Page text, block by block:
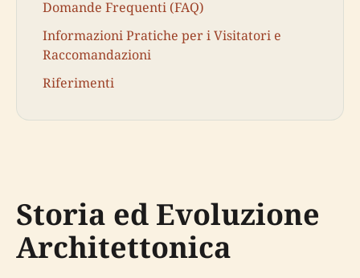
Domande Frequenti (FAQ)
Informazioni Pratiche per i Visitatori e
Raccomandazioni
Riferimenti
Storia ed Evoluzione
Architettonica